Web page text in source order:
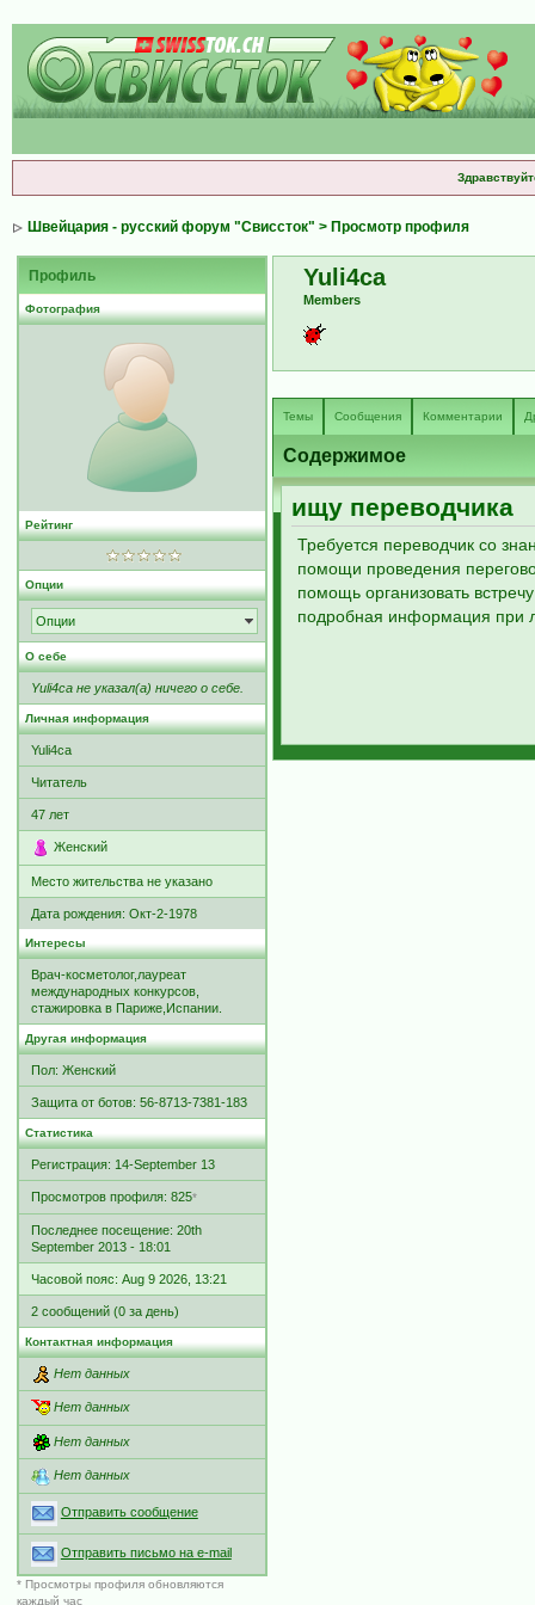
Швейцария - русский форум "Свиссток" > Просмотр профиля
Профиль
Фотография
Рейтинг
Опции
Опции
О себе
Yuli4ca не указал(а) ничего о себе.
Личная информация
Yuli4ca
Читатель
47 лет
Женский
Место жительства не указано
Дата рождения: Окт-2-1978
Интересы
Врач-косметолог,лауреат
международных конкурсов,
стажировка в Париже,Испании.
Другая информация
Пол: Женский
Защита от ботов: 56-8713-7381-183
Статистика
Регистрация: 14-September 13
Просмотров профиля: 825*
Последнее посещение: 20th
September 2013 - 18:01
Часовой пояс: Aug 9 2026, 13:21
2 сообщений (0 за день)
Контактная информация
Нет данных
Нет данных
Нет данных
Нет данных
Отправить сообщение
Отправить письмо на e-mail
* Просмотры профиля обновляются
каждый час
Yuli4ca
Members
Темы Сообщения Комментарии
Содержимое
ищу переводчика
Требуется переводчик со
помощи проведения
помощь организовать
подробная информация при